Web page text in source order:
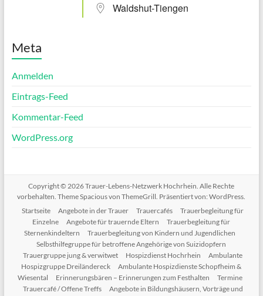
Waldshut-Tiengen
Meta
Anmelden
Eintrags-Feed
Kommentar-Feed
WordPress.org
Copyright © 2026Trauer-Lebens-Netzwerk Hochrhein. Alle Rechte
vorbehalten. ThemeSpaciousvon ThemeGrill. Präsentiert von:WordPress.
Startseite
Angebote in der Trauer Trauercafés
Trauerbegleitung für
Einzelne
Angebote für trauernde Eltern
Trauerbegleitung für
Sternenkindeltern
Trauerbegleitung von Kindern und Jugendlichen
Selbsthilfegruppe für betroffene Angehörige von Suizidopfern
Trauergruppe jung & verwitwet
Hospizdienst Hochrhein
Ambulante
Hospizgruppe Dreiländereck
Ambulante Hospizdienste Schopfheim &
Wiesental
Erinnerungsbären – Erinnerungen zum Festhalten
Termine
Trauercafé / Offene Treffs
Angebote in Bildungshäusern, Vorträge und